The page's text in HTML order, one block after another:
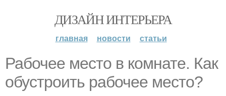
ДИЗАЙН ИНТЕРЬЕРА
главная новости статьи
Рабочее место в комнате. Как
обустроить рабочее место?